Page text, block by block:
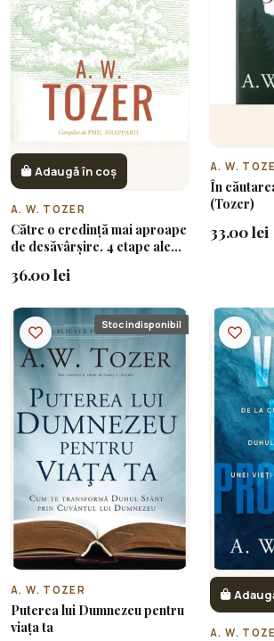
Adaugă în coș
A. W. TOZER
Către o credință mai aproape
de desăvârșire. 4 etape ale
36.00 lei
A. W.
În
(Tozer)
33.00 lei
Stoc indisponibil
A. W. TOZER
Puterea lui Dumnezeu pentru
viața ta
A. W.